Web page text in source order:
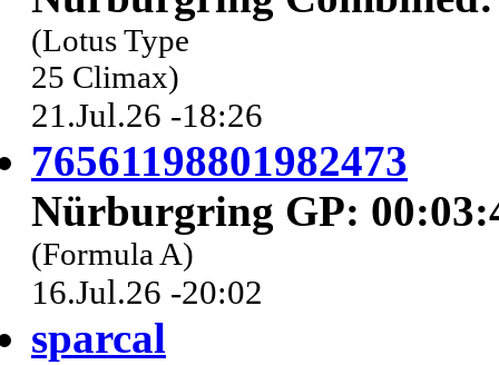
(Lotus Type
25 Climax)
21.Jul.26 -18:26
76561198801982473
Nürburgring GP:
(Formula A)
16.Jul.26 -20:02
sparcal